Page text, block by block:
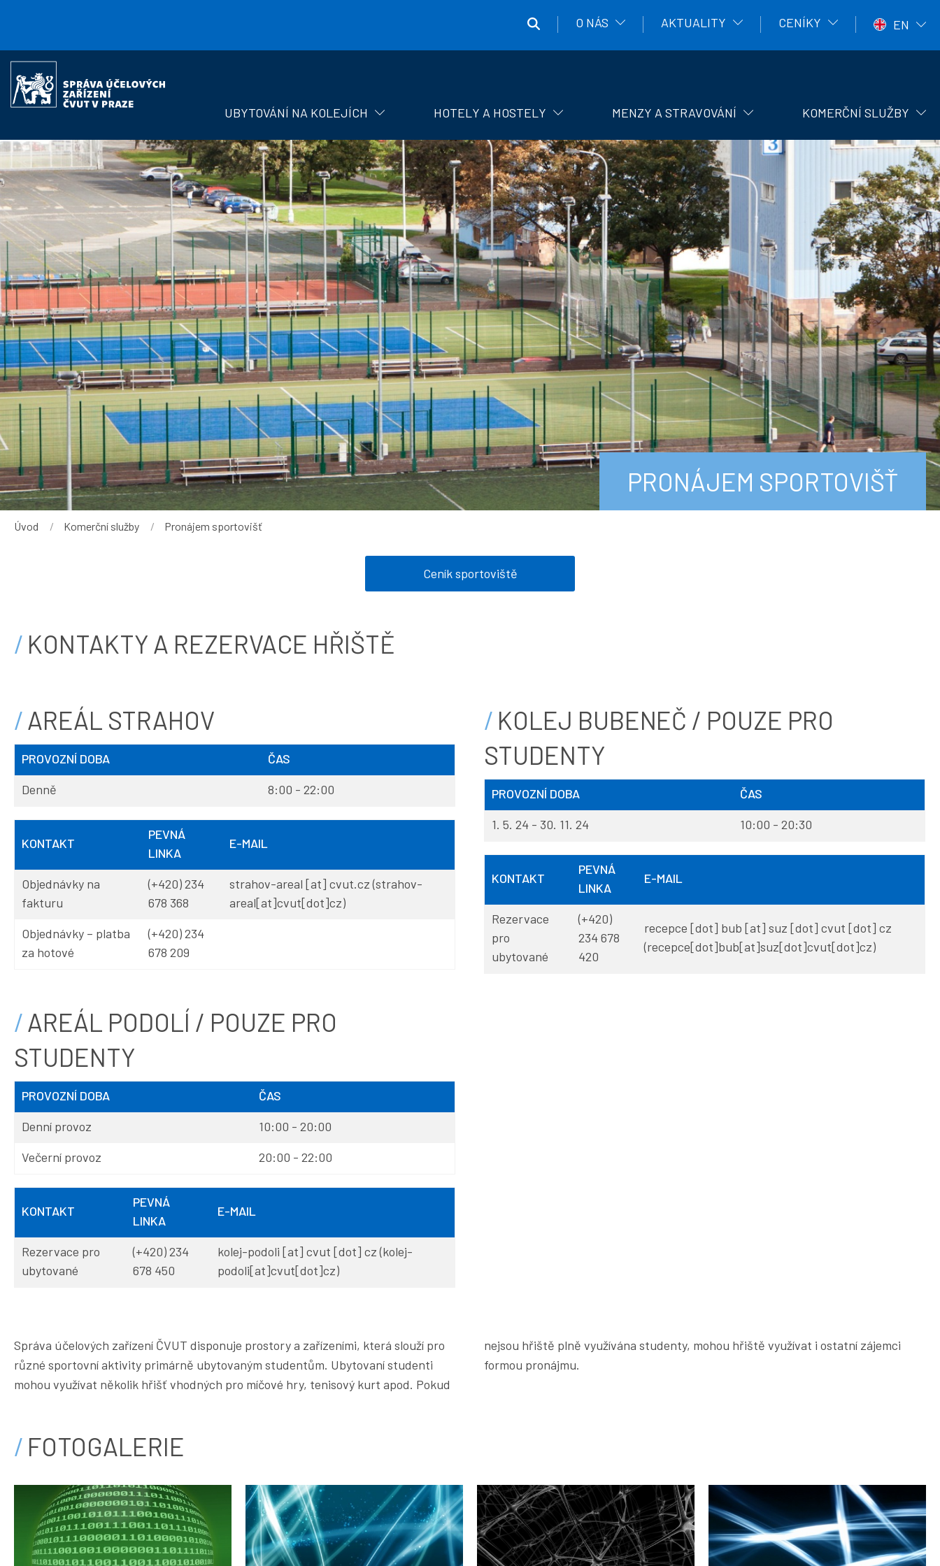
Správa
zařízení
ČVUT
O NÁS AKTUALITY CENÍKY EN
Správa
účelových
zařízení
UBYTOVÁNÍ NA KOLEJÍCH HOTELY A HOSTELY MENZY A STRAVOVÁNÍ KOMERČNÍ SLUŽBY
PRONÁJEM SPORTOVIŠŤ
Drobečková navigace
Úvod Komerční služby Current:
Pronájem sportovišť
Ceník sportoviště
KONTAKTY A REZERVACE HŘIŠTĚ
AREÁL STRAHOV
PROVOZNÍ DOBA
ČAS
Denně
8:00 - 22:00
KONTAKT
PEVNÁ
LINKA
E-MAIL
Objednávky na
fakturu
(+420) 234
678 368
strahov-areal [at] cvut.cz(strahov-
areal[at]cvut[dot]cz)
Objednávky – platba
za hotové
(+420) 234
678 209
AREÁL PODOLÍ / POUZE PRO
STUDENTY
PROVOZNÍ DOBA
ČAS
Denní provoz
10:00 - 20:00
Večerní provoz
20:00 - 22:00
KONTAKT
PEVNÁ
LINKA
E-MAIL
Rezervace pro
ubytované
(+420) 234
678 450
kolej-podoli [at] cvut [dot] cz(kolej-
podoli[at]cvut[dot]cz)
KOLEJ BUBENEČ / POUZE PRO
STUDENTY
PROVOZNÍ DOBA
ČAS
1. 5. 24 - 30. 11. 24
10:00 - 20:30
KONTAKT
PEVNÁ
LINKA
E-MAIL
Rezervace
pro
ubytované
(+420)
234 678
420
recepce [dot] bub [at] suz [dot] cvut [dot] cz
(recepce[dot]bub[at]suz[dot]cvut[dot]cz)
Správa účelových zařízení ČVUT disponuje prostory a zařízeními, která slouží pro
různé sportovní aktivity primárně ubytovaným studentům. Ubytovaní studenti
mohou využívat několik hřišť vhodných pro míčové hry, tenisový kurt apod. Pokud
nejsou hřiště plně využívána studenty, mohou hřiště využívat i ostatní zájemci
formou pronájmu.
FOTOGALERIE